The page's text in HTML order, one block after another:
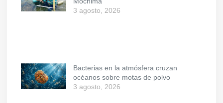
3 agosto, 2026
Bacterias en la atmósfera cruzan
océanos sobre motas de polvo
3 agosto, 2026